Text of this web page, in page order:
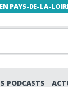
PAYS-DE-LA-
PODCASTS